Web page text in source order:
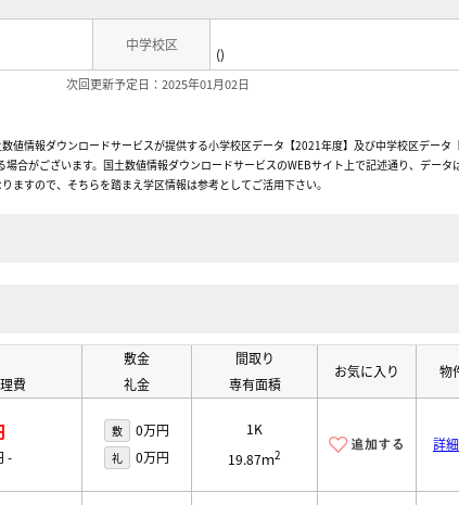
中学校区
()
次回更新予定日：2025年01月02日
値情報ダウンロードサービスが提供する小学校区データ【2021年度】及び中学校区データ
合がございます。国土数値情報ダウンロードサービスのWEBサイト上で記述通り、データ
ますので、そちらを踏まえ学区情報は参考としてご活用下さい。
費
敷金
礼金
間取り
専有面積
お気に入り 物
-
敷 0万円
礼 0万円
1K
19.87ｍ2
詳